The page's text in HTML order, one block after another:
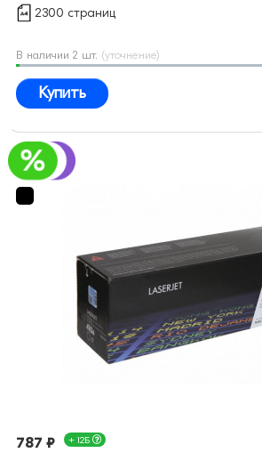
2300 страниц
В наличии 2 шт. (уточнение)
Купить
787 ₽ + 12Б